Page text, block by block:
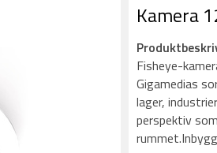
Kamera
Fisheye-
Gigamedias
lager,
perspektiv